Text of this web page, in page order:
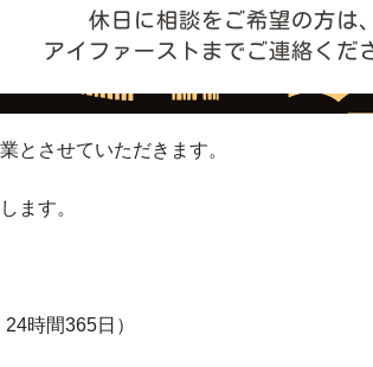
とさせていただきます。
ます。
時間365日）